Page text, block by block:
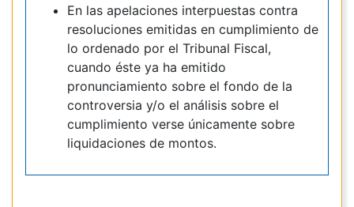
En las apelaciones interpuestas contra
resoluciones emitidas en cumplimiento de
lo ordenado por el Tribunal Fiscal,
cuando éste ya ha emitido
pronunciamiento sobre el fondo de la
controversia y/o el análisis sobre el
cumplimiento verse únicamente sobre
liquidaciones de montos.